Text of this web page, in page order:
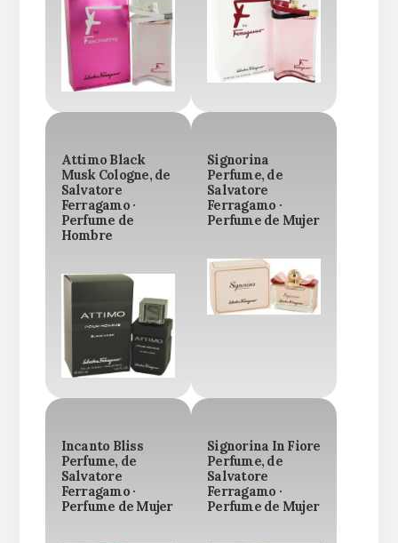
Attimo Black
Musk Cologne, de
Salvatore
Ferragamo ·
Perfume de
Hombre
Signorina
Perfume, de
Salvatore
Ferragamo ·
Perfume de Mujer
Incanto Bliss
Perfume, de
Salvatore
Ferragamo ·
Perfume de Mujer
Signorina In Fiore
Perfume, de
Salvatore
Ferragamo ·
Perfume de Mujer